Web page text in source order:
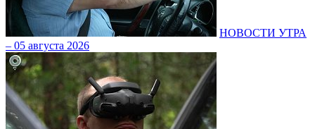
НОВОСТИ УТРА
– 05 августа 2026